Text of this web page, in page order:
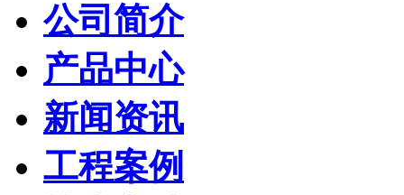
公司简介
产品中心
新闻资讯
工程案例